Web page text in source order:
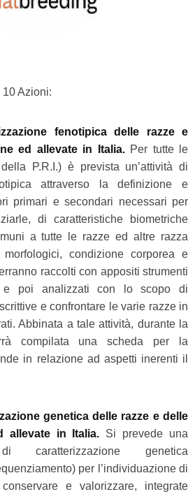
10 Azioni:
fenotipica delle razze e
ed allevate in Italia.Per tutte le
P.R.I.) è prevista un’attività di
attraverso la definizione e
primari e secondari necessari per
di caratteristiche biometriche
a tutte le razze ed altre razza
condizione corporea e
raccolti con appositi strumenti
e poi analizzati con lo scopo di
e confrontare le varie razze in
Abbinata a tale attività, durante la
compilata una scheda per la
in relazione ad aspetti inerenti il
genetica delle razze e delle
allevate in Italia. Si prevede una
genetica
per l’individuazione di
e valorizzare, integrate